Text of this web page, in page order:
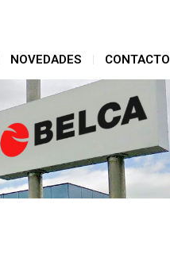
NOVEDADES CONTACTO